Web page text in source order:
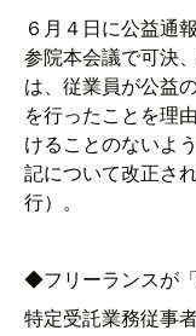
６月４日に公益通
参院本会議で可決
は、従業員が公益
を行ったことを理
けることのないよ
記について改正さ
行）。
◆フリーランスが
特定受託業務従事